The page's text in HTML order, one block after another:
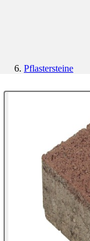
Pflastersteine